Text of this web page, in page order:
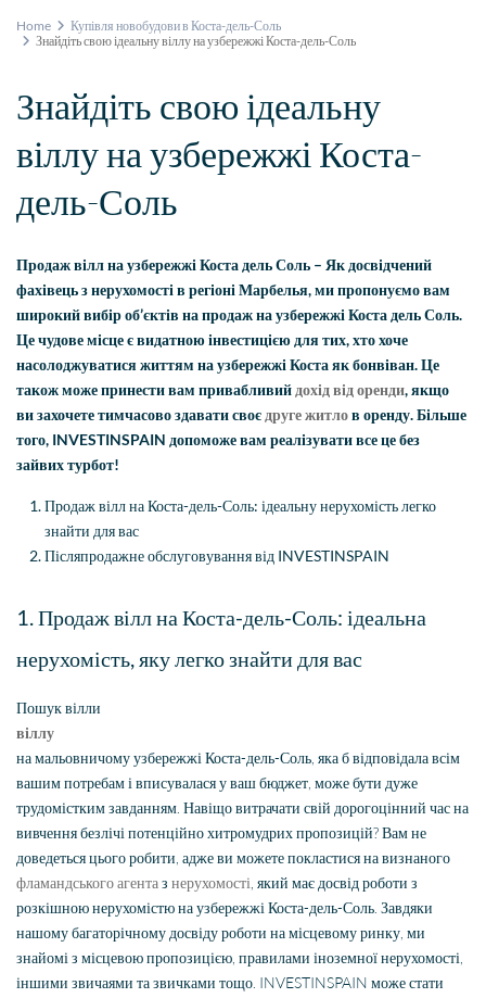
Home
Купівля новобудови в Коста-дель-Соль
Знайдіть свою ідеальну віллу на узбережжі Коста-дель-Соль
Знайдіть свою ідеальну
віллу на узбережжі Коста-
дель-Соль
Продаж вілл на узбережжі Коста дель Соль – Як досвідчений
фахівець з нерухомості в регіоні Марбелья, ми пропонуємо вам
широкий вибір об’єктів на продаж на узбережжі Коста дель Соль.
Це чудове місце є видатною інвестицією для тих, хто хоче
насолоджуватися життям на узбережжі Коста як бонвіван. Це
також може принести вам привабливий дохід від оренди, якщо
ви захочете тимчасово здавати своє друге житлов оренду. Більше
того, INVESTINSPAIN допоможе вам реалізувати все це без
зайвих турбот!
Продаж вілл на Коста-дель-Соль: ідеальну нерухомість легко
знайти для вас
Післяпродажне обслуговування від INVESTINSPAIN
1. Продаж вілл на Коста-дель-Соль: ідеальна
нерухомість, яку легко знайти для вас
Пошук вілли
віллу
на мальовничому узбережжі Коста-дель-Соль, яка б відповідала всім
вашим потребам і вписувалася у ваш бюджет, може бути дуже
трудомістким завданням. Навіщо витрачати свій дорогоцінний час на
вивчення безлічі потенційно хитромудрих пропозицій? Вам не
доведеться цього робити, адже ви можете покластися на визнаного
фламандського агентазнерухомості , який має досвід роботи з
розкішною нерухомістю на узбережжі Коста-дель-Соль. Завдяки
нашому багаторічному досвіду роботи на місцевому ринку, ми
знайомі з місцевою пропозицією, правилами іноземної нерухомості,
іншими звичаями та звичками тощо. INVESTINSPAIN може стати